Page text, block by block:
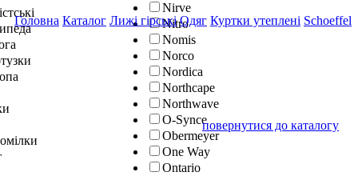
Nirve
Nitro
Nomis
Norco
Nordica
Northcape
Northwave
O-Synce
Obermeyer
One Way
Ontario
Головна Каталог Лижі гірські Одяг Куртки утеплені Schoeffel
повернутися до каталогу